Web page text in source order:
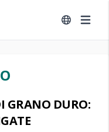
GRANO DURO: